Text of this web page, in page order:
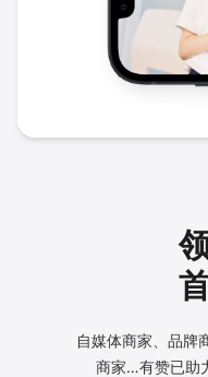
自媒体商家、品牌
商家…有赞已助